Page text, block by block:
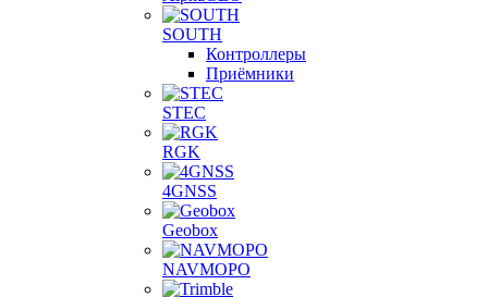
SOUTH
Контроллеры
Приёмники
STEC
RGK
4GNSS
Geobox
NAVMOPO